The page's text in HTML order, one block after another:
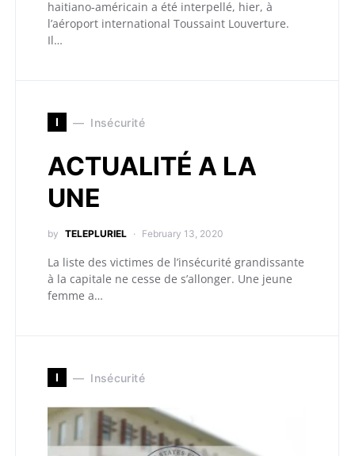
haitiano-américain a été interpellé, hier, à
l’aéroport international Toussaint Louverture.
Il…
I Insécurité
ACTUALITÉ A LA
UNE
by TELEPLURIEL February 13, 2020
La liste des victimes de l’insécurité grandissante
à la capitale ne cesse de s’allonger. Une jeune
femme a…
I Insécurité